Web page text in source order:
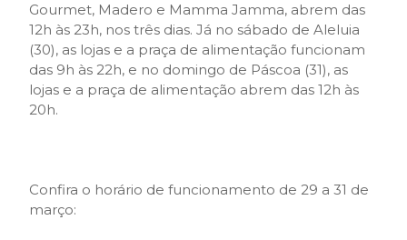
Gourmet, Madero e Mamma Jamma, abrem das
12h às 23h, nos três dias. Já no sábado de Aleluia
(30), as lojas e a praça de alimentação funcionam
das 9h às 22h, e no domingo de Páscoa (31), as
lojas e a praça de alimentação abrem das 12h às
20h.
Confira o horário de funcionamento de 29 a 31 de
março: